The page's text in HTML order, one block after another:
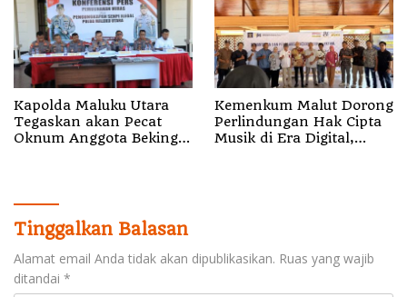
Kapolda Maluku Utara
Tegaskan akan Pecat
Oknum Anggota Bekingi
Kemenkum Malut Dorong
Perlindungan Hak Cipta
Musik di Era Digital,
Tinggalkan Balasan
Alamat email Anda tidak akan dipublikasikan. Ruas yang wajib
ditandai *